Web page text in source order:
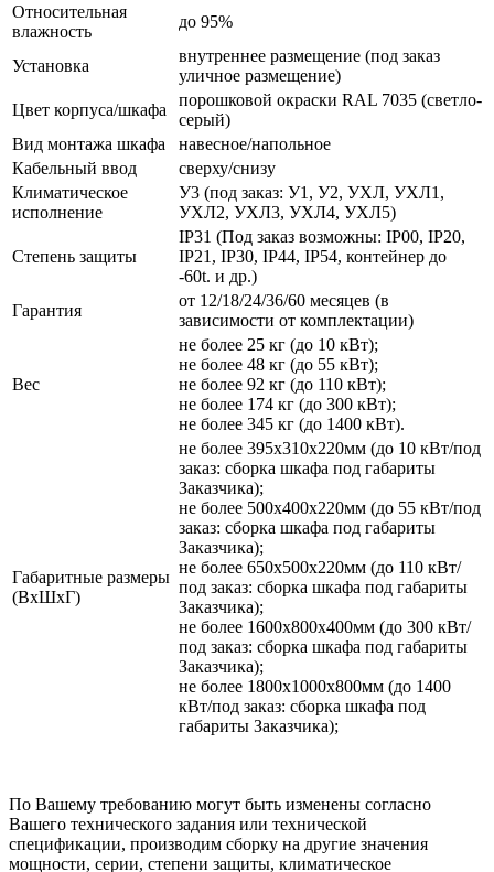
Относительная
влажность
до 95%
Установка
внутреннее размещение (под заказ
уличное размещение)
Цвет корпуса/шкафа
порошковой окраски RAL 7035 (светло-
серый)
Вид монтажа шкафа
навесное/напольное
Кабельный ввод
сверху/снизу
Климатическое
исполнение
У3 (под заказ: У1, У2, УХЛ, УХЛ1,
УХЛ2, УХЛ3, УХЛ4, УХЛ5)
Степень защиты
IP31 (Под заказ возможны: IP00, IP20,
IP21, IP30, IP44, IP54, контейнер до
-60t. и др.)
Гарантия
от 12/18/24/36/60 месяцев (в
зависимости от комплектации)
Вес
не более 25 кг (до 10 кВт);
не более 48 кг (до 55 кВт);
не более 92 кг (до 110 кВт);
не более 174 кг (до 300 кВт);
не более 345 кг (до 1400 кВт).
Габаритные размеры
(ВхШхГ)
не более 395х310х220мм (до 10 кВт/под
заказ: сборка шкафа под габариты
Заказчика);
не более 500х400х220мм (до 55 кВт/под
заказ: сборка шкафа под габариты
Заказчика);
не более 650х500х220мм (до 110 кВт/
под заказ: сборка шкафа под габариты
Заказчика);
не более 1600х800х400мм (до 300 кВт/
под заказ: сборка шкафа под габариты
Заказчика);
не более 1800х1000х800мм (до 1400
кВт/под заказ: сборка шкафа под
габариты Заказчика);
По Вашему требованию могут быть изменены согласно
Вашего технического задания или технической
спецификации, производим сборку на другие значения
мощности, серии, степени защиты, климатическое